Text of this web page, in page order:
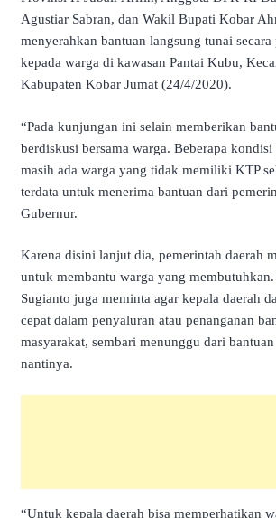
Agustiar Sabran, dan Wakil Bupati Kobar
menyerahkan bantuan langsung tunai
kepada warga di kawasan Pantai Kubu,
Kabupaten Kobar Jumat (24/4/2020).
“Pada kunjungan ini selain memberikan
berdiskusi bersama warga. Beberapa
masih ada warga yang tidak memiliki KTP
terdata untuk menerima bantuan dari
Gubernur.
Karena disini lanjut dia, pemerintah daerah
untuk membantu warga yang
Sugianto juga meminta agar kepala daerah
cepat dalam penyaluran atau penanganan
masyarakat, sembari menunggu dari
nantinya.
“Untuk kepala daerah bisa memperhatikan